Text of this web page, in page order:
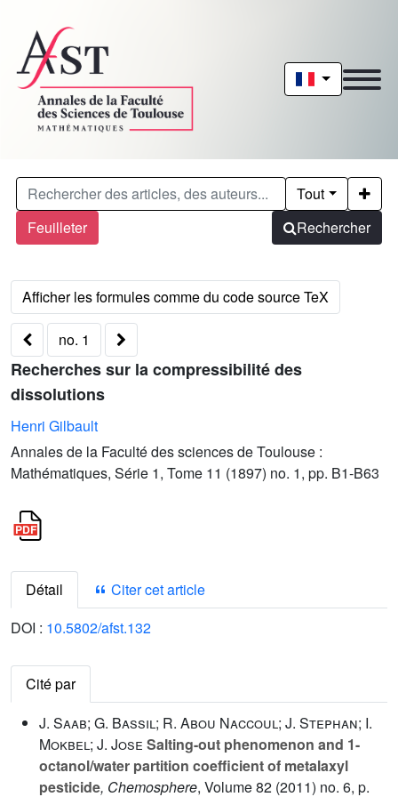
Feuilleter
Tout
Rechercher
no. 1
Recherches sur la compressibilité des
dissolutions
Henri Gilbault
Annales de la Faculté des sciences de Toulouse :
Mathématiques, Série 1, Tome 11 (1897) no. 1, pp. B1-B63
Détail
Citer cet article
DOI : 10.5802/afst.132
Cité par
J. Saab; G. Bassil; R. Abou Naccoul; J. Stephan; I.
Mokbel; J. Jose Salting-out phenomenon and 1-
octanol/water partition coefficient of metalaxyl
pesticide, Chemosphere, Volume 82 (2011) no. 6, p.